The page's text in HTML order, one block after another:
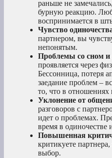
раньше не
бурную реакцию.
воспринимается в
Чувство
партнером, вы
непонятым.
Проблемы со сном и
проявляется через
Бессонница, потеря
заедание проблем –
то, что в отношениях
Уклонение от
разговоров с
идет о проблемах.
время в одиночестве
Повышенная
критикуете
выбор.